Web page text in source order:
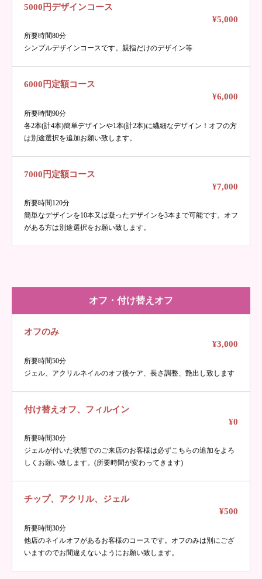
5000円デザインコース
¥5,000
所要時間80分
シンプルデザインコースです。親指だけのデザイン等
6000円定額コース
¥6,000
所要時間90分
各2本(計4本)簡単デザインや1本(計2本)に繊細なデザイン！オフの方
は別途選択を追加お願い致します。
7000円定額コース
¥7,000
所要時間120分
簡単なデザインを10本又は凝ったデザインを3本まで可能です。オフ
がある方は別途選択をお願い致します。
オフ・付け替えオフ
オフのみ
¥3,000
所要時間50分
ジェル、アクリルネイルのオフ後ケア、長さ調整、艶出し致します
付け替えオフ、フィルイン
¥0
所要時間30分
ジェルが付いた状態でのご来店のお客様は必ずこちらの追加をよろ
しくお願い致します。(所要時間が変わってきます)
チップ、アクリル、ジェル
¥500
所要時間30分
他店のネイルオフがあるお客様のコースです。オフのみは別にござ
いますのでお間違えないようにお願い致します。